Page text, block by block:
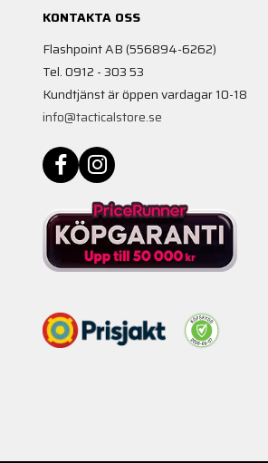
KONTAKTA OSS
Flashpoint AB (556894-6262)
Tel. 0912 - 303 53
Kundtjänst är öppen vardagar 10-18
info@tacticalstore.se